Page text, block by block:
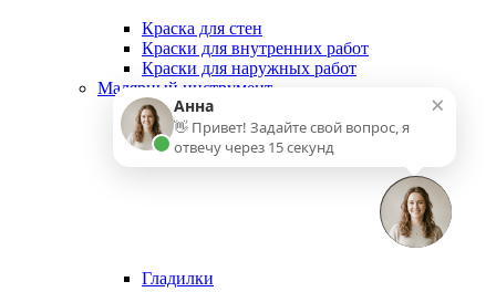
Краска для стен
Краски для внутренних работ
Краски для наружных работ
Малярный инструмент
Гладилки
×
Анна
👋 Привет! Задайте свой вопрос, я
отвечу через 15 секунд